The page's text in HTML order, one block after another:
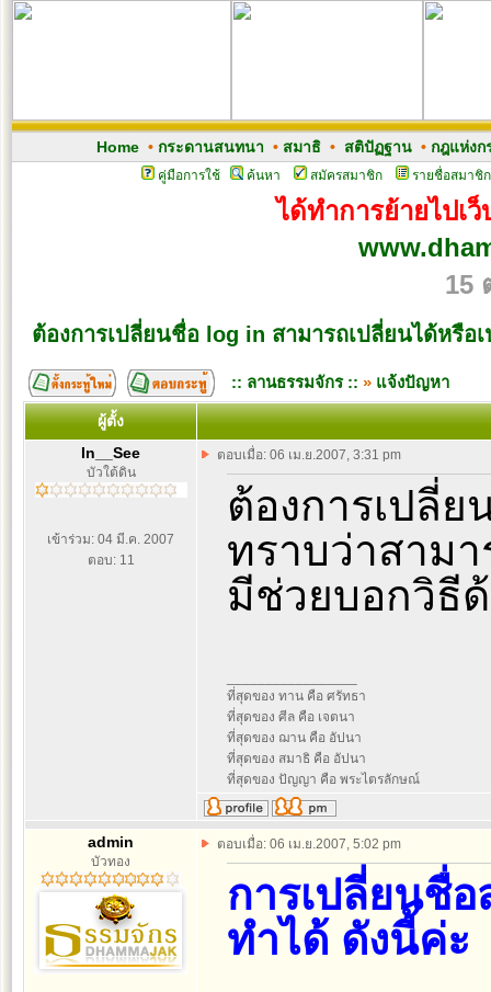
Home• กระดานสนทนา • สมาธิ• สติปัฏฐาน• กฎแห่งก
คู่มือการใช้ ค้นหา สมัครสมาชิก รายชื่อสมาชิก
ได้ทำการย้ายไปเ
15
ต้องการเปลี่ยนชื่อ log in สามารถเปลี่ยนได้หรือ
:: ลานธรรมจักร :: » แจ้งปัญหา
ผู้ตั้ง
In__See
บัวใต้ดิน
เข้าร่วม: 04 มี.ค. 2007
ตอบ: 11
ตอบเมื่อ: 06 เม.ย.2007, 3:31 pm
ต้องการเปลี่
ทราบว่าสาม
มีช่วยบอกวิธี
ที่สุดของ ทาน คือ ศรัทธา
ที่สุดของ ศีล คือ เจตนา
ที่สุดของ ฌาน คือ อัปนา
ที่สุดของ สมาธิ คือ อัปนา
ที่สุดของ ปัญญา คือ พระไตรลักษณ์
admin
บัวทอง
ตอบเมื่อ: 06 เม.ย.2007, 5:02 pm
การเปลี่ยนชื่
ทำได้ ดังนี้ค่ะ